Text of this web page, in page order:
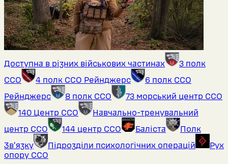
Доступна в різних військових частинах
3 полк
ССО
4 полк ССО Рейнджерс
6 полк ССО
Рейнджерс
8 полк ССО
73 морський центр ССО
140 Центр ССО
Навчально-тренувальний
центр ССО
144 центр ССО Баліста
Полк
Звʼязку
Підрозділи психологічних операцій
Рух
опору ССО